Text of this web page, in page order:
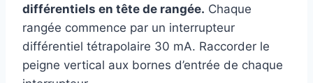
différentiels en tête de rangée. Chaque
rangée commence par un interrupteur
différentiel tétrapolaire 30 mA. Raccorder le
peigne vertical aux bornes d’entrée de chaque